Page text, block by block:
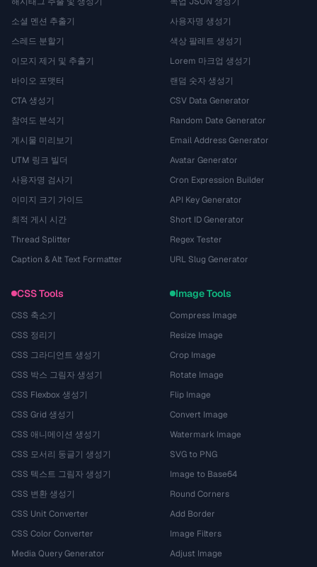
소셜 멘션 추출기
스레드 분할기
이모지 제거 및 추출기
바이오 포맷터
CTA 생성기
참여도 분석기
게시물 미리보기
UTM 링크 빌더
사용자명 검사기
이미지 크기 가이드
최적 게시 시간
Thread Splitter
Caption & Alt Text Formatter
사용자명 생성기
색상 팔레트 생성기
Lorem 마크업 생성기
랜덤 숫자 생성기
CSV Data Generator
Random Date Generator
Email Address Generator
Avatar Generator
Cron Expression Builder
API Key Generator
Short ID Generator
Regex Tester
URL Slug Generator
CSS Tools
CSS 축소기
CSS 정리기
CSS 그라디언트 생성기
CSS 박스 그림자 생성기
CSS Flexbox 생성기
CSS Grid 생성기
CSS 애니메이션 생성기
CSS 모서리 둥글기 생성기
CSS 텍스트 그림자 생성기
CSS 변환 생성기
CSS Unit Converter
CSS Color Converter
Media Query Generator
Image Tools
Compress Image
Resize Image
Crop Image
Rotate Image
Flip Image
Convert Image
Watermark Image
SVG to PNG
Image to Base64
Round Corners
Add Border
Image Filters
Adjust Image